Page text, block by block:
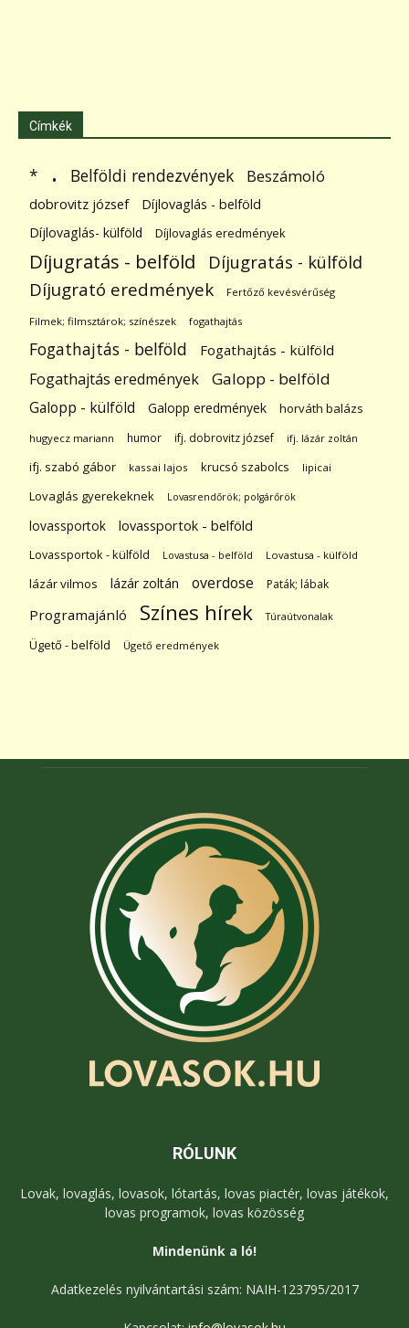
Címkék
* . Belföldi rendezvények Beszámoló
dobrovitz józsef
Díjlovaglás - belföld
Díjlovaglás- külföld
Díjlovaglás eredmények
Díjugratás - belföld Díjugratás - külföld
Díjugrató eredmények Fertőző kevésvérűség
Filmek; filmsztárok; színészek fogathajtás
Fogathajtás - belföld Fogathajtás - külföld
Fogathajtás eredmények Galopp - belföld
Galopp - külföld Galopp eredmények horváth balázs
hugyecz mariann humor ifj. dobrovitz józsef ifj. lázár zoltán
ifj. szabó gábor kassai lajos krucsó szabolcs lipicai
Lovaglás gyerekeknek Lovasrendőrök; polgárőrök
lovassportok lovassportok - belföld
Lovassportok - külföld Lovastusa - belföld Lovastusa - külföld
lázár vilmos lázár zoltán overdose Paták; lábak
Programajánló Színes hírek Túraútvonalak
Ügető - belföld Ügető eredmények
RÓLUNK
Lovak, lovaglás, lovasok, lótartás, lovas piactér, lovas játékok,
lovas programok, lovas közösség
Mindenünk a ló!
Adatkezelés nyilvántartási szám: NAIH-123795/2017